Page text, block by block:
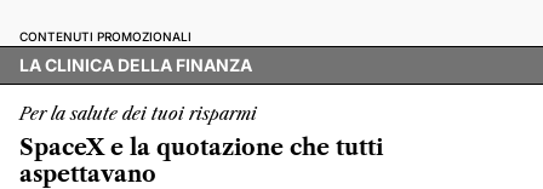
CONTENUTI PROMOZIONALI
LA CLINICA DELLA FINANZA
Per la salute dei tuoi risparmi
SpaceX e la quotazione che tutti
aspettavano